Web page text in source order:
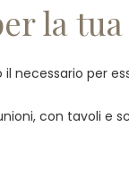
la
necessario per
con tavoli